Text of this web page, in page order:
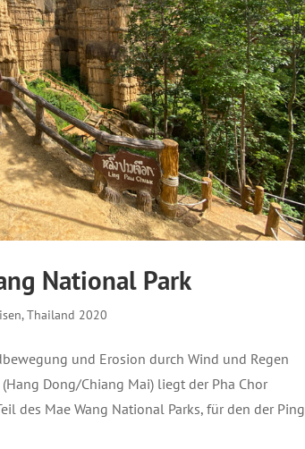
National Park
,Thailand 2020
und Erosion durch Wind und Regen
Dong/Chiang Mai) liegt der Pha Chor
des Mae Wang National Parks, für den der Ping